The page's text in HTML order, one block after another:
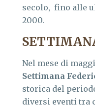
secolo, fino alle
2000.
Nel mese di
Settimana
storica del
diversi eventi tra